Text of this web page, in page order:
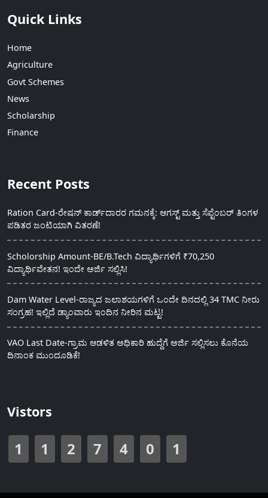
Quick Links
Home
Agriculture
Govt Schemes
News
Scholarship
Finance
Recent Posts
Ration Card-ರೇಷನ್ ಕಾರ್ಡ್‍ದಾರರ ಗಮನಕ್ಕೆ: ಆಗಸ್ಟ್ ಮತ್ತು ಸೆಪ್ಟೆಂಬರ್ ತಿಂಗಳ
ಪಡಿತರ ಜಂಟಿಯಾಗಿ ವಿತರಣೆ!
Scholorship Amount-BE/B.Tech ವಿದ್ಯಾರ್ಥಿಗಳಿಗೆ ₹70,250
ವಿದ್ಯಾರ್ಥಿವೇತನ! ಇಂದೇ ಅರ್ಜಿ ಸಲ್ಲಿಸಿ!
Dam Water Level-ರಾಜ್ಯದ ಜಲಾಶಯಗಳಿಗೆ ಒಂದೇ ದಿನದಲ್ಲಿ 34 TMC ನೀರು
ಸಂಗ್ರಹ! ಇಲ್ಲಿದೆ ಡ್ಯಾಂವಾರು ಇಂದಿನ ನೀರಿನ ಮಟ್ಟ!
VAO Last Date-ಗ್ರಾಮ ಆಡಳಿತ ಅಧಿಕಾರಿ ಹುದ್ದೆಗೆ ಅರ್ಜಿ ಸಲ್ಲಿಸಲು ಕೊನೆಯ
ದಿನಾಂಕ ಮುಂದೂಡಿಕೆ!
Vistors
1 1 2 7 4 0 1